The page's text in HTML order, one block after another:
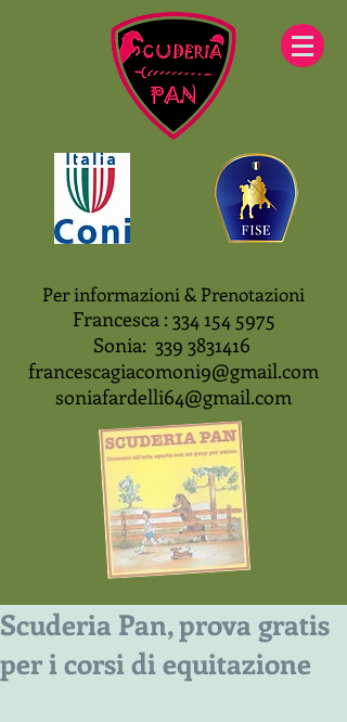
Per informazioni & Prenotazioni
Francesca : 334 154 5975
Sonia: 339 3831416
francescagiacomoni9@gmail.com
soniafardelli64@gmail.com
Scuderia Pan, prova gratis
per i corsi di equitazione